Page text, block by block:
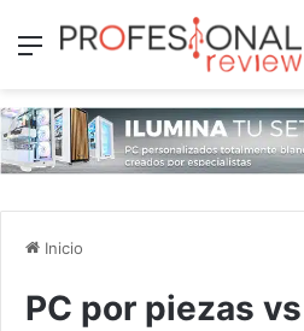
Menú
Inicio
PC por piezas vs